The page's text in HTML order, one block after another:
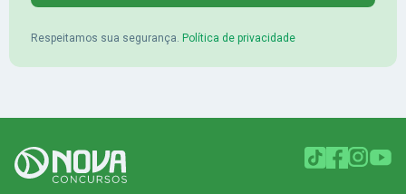
Respeitamos sua segurança. Política de privacidade